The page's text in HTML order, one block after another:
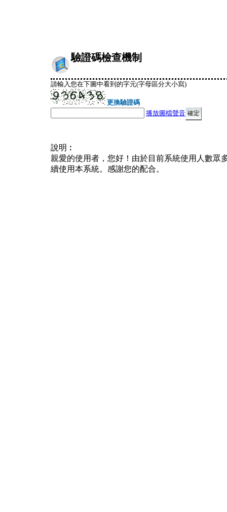
驗證碼檢查機制
請輸入您在下圖中看到的字元(字母區分大小寫)
更換驗證碼
播放圖檔聲音
說明︰
親愛的使用者，您好！由於目前系統使用人數眾
續使用本系統。感謝您的配合。